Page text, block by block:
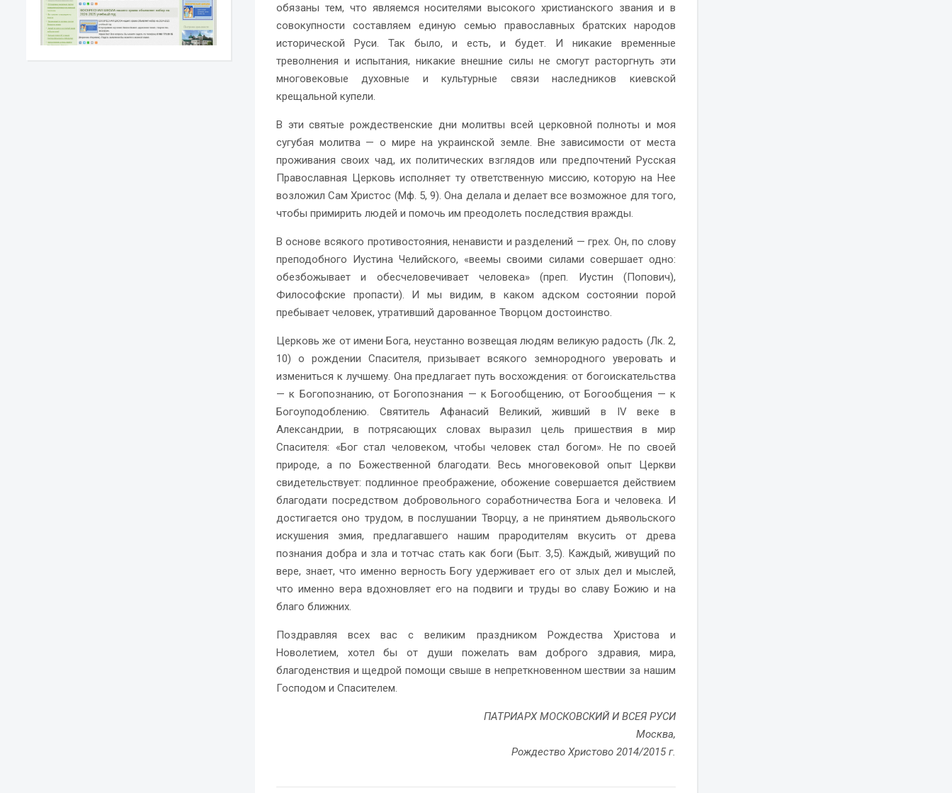
обязаны тем, что являемся носителями высокого христианского звания и в
совокупности составляем единую семью православных братских народов
исторической Руси. Так было, и есть, и будет. И никакие временные
треволнения и испытания, никакие внешние силы не смогут расторгнуть эти
многовековые духовные и культурные связи наследников киевской
крещальной купели.
В эти святые рождественские дни молитвы всей церковной полноты и моя
сугубая молитва — о мире на украинской земле. Вне зависимости от места
проживания своих чад, их политических взглядов или предпочтений Русская
Православная Церковь исполняет ту ответственную миссию, которую на Нее
возложил Сам Христос (Мф. 5, 9). Она делала и делает все возможное для того,
чтобы примирить людей и помочь им преодолеть последствия вражды.
В основе всякого противостояния, ненависти и разделений — грех. Он, по слову
преподобного Иустина Челийского, «веемы своими силами совершает одно:
обезбожывает и обесчеловечивает человека» (преп. Иустин (Попович),
Философские пропасти). И мы видим, в каком адском состоянии порой
пребывает человек, утративший дарованное Творцом достоинство.
Церковь же от имени Бога, неустанно возвещая людям великую радость (Лк. 2,
10) о рождении Спасителя, призывает всякого земнородного уверовать и
измениться к лучшему. Она предлагает путь восхождения: от богоискательства
— к Богопознанию, от Богопознания — к Богообщению, от Богообщения — к
Богоуподоблению. Святитель Афанасий Великий, живший в IV веке в
Александрии, в потрясающих словах выразил цель пришествия в мир
Спасителя: «Бог стал человеком, чтобы человек стал богом». Не по своей
природе, а по Божественной благодати. Весь многовековой опыт Церкви
свидетельствует: подлинное преображение, обожение совершается действием
благодати посредством добровольного соработничества Бога и человека. И
достигается оно трудом, в послушании Творцу, а не принятием дьявольского
искушения змия, предлагавшего нашим прародителям вкусить от древа
познания добра и зла и тотчас стать как боги (Быт. 3,5). Каждый, живущий по
вере, знает, что именно верность Богу удерживает его от злых дел и мыслей,
что именно вера вдохновляет его на подвиги и труды во славу Божию и на
благо ближних.
Поздравляя всех вас с великим праздником Рождества Христова и
Новолетием, хотел бы от души пожелать вам доброго здравия, мира,
благоденствия и щедрой помощи свыше в непреткновенном шествии за нашим
Господом и Спасителем.
ПАТРИАРХ МОСКОВСКИЙ И ВСЕЯ РУСИ
Москва,
Рождество Христово 2014/2015 г.